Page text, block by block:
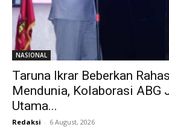
NASIONAL
Taruna Ikrar Beberkan
Mendunia, Kolaborasi ABG
Utama...
Redaksi - 6 August, 2026